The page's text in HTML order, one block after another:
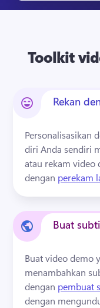
Coba gratis
Toolkit
Rekan
Personalisasikan
diri Anda sendiri
atau rekam video
dengan perekam
Buat
Buat video demo
menambahkan
dengan pembuat
dengan